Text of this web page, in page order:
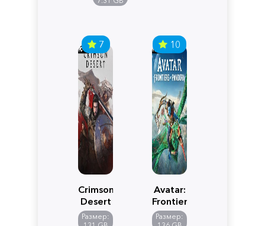
7
Crimson
Desert
Размер:
10
Avatar:
Frontiers
of
Размер: